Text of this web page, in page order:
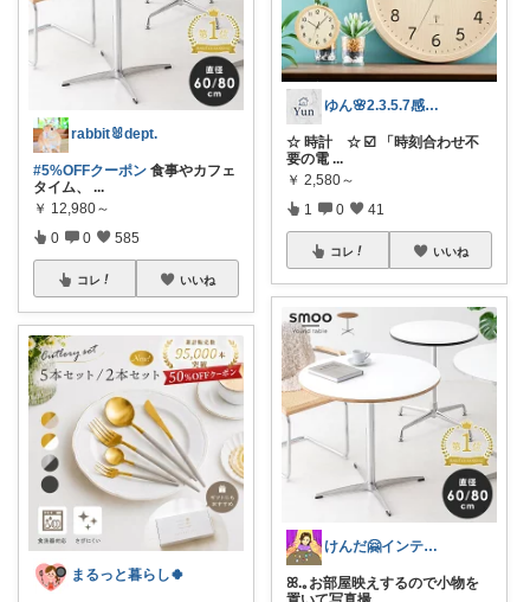
rabbit🐰dept.
#5%OFFクーポン 食事やカフェ
タイム、
...
￥ 12,980～
0 0 585
コレ いいね
まるっと暮らし🍀
ゆん🌸2.3.5.7感謝✨
☆ 時計 ☆ ☑️ 「時刻合わせ不
要の電 ...
￥ 2,580～
1 0 41
コレ いいね
けんだ🤗インテリア多め
ꕤ.｡お部屋映えするので小物を